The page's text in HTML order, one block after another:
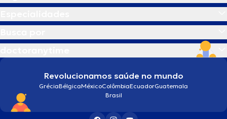
Revolucionamos saúde no mundo
GréciaBélgicaMéxicoColômbiaEcuadorGuatemala
Brasil